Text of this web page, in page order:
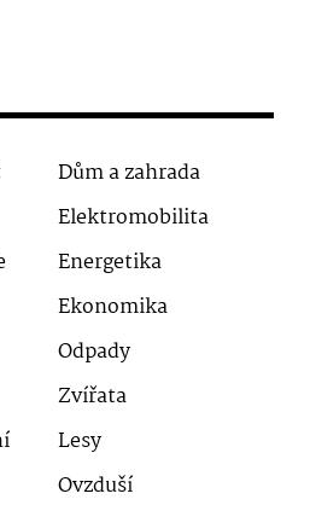
Dům a zahrada
Elektromobilita
Energetika
Ekonomika
Odpady
Zvířata
Lesy
Ovzduší